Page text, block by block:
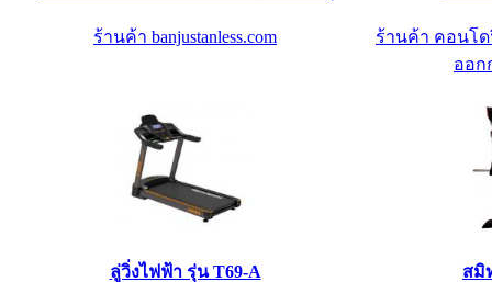
ร้านค้า banjustanless.com
ร้านค้า คอนโด
ออก
ลู่วิ่งไฟฟ้า รุ่น T69-A สมิ